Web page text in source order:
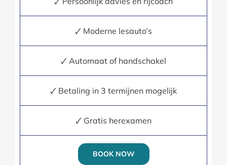
🗸 Moderne lesauto’s
🗸 Automaat of handschakel
🗸 Betaling in 3 termijnen mogelijk
🗸 Gratis herexamen
BOOK NOW